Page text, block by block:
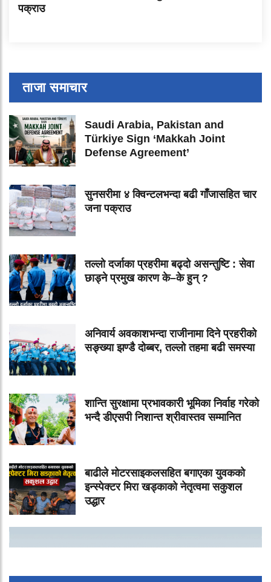
पक्राउ
ताजा समाचार
Saudi Arabia, Pakistan and
Türkiye Sign ‘Makkah Joint
Defense Agreement’
सुनसरीमा ४ क्विन्टलभन्दा बढी गाँजासहित चार
जना पक्राउ
तल्लो दर्जाका प्रहरीमा बढ्दो असन्तुष्टि : सेवा
छाड्ने प्रमुख कारण के–के हुन् ?
अनिवार्य अवकाशभन्दा राजीनामा दिने प्रहरीको
सङ्ख्या झण्डै दोब्बर, तल्लो तहमा बढी समस्या
शान्ति सुरक्षामा प्रभावकारी भूमिका निर्वाह गरेको
भन्दै डीएसपी निशान्त श्रीवास्तव सम्मानित
बाढीले मोटरसाइकलसहित बगाएका युवकको
इन्स्पेक्टर मिरा खड्काको नेतृत्वमा सकुशल
उद्धार